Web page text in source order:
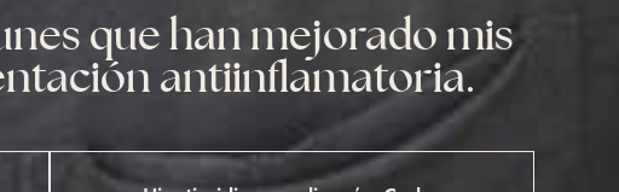
que han mejorado mis
antiinflamatoria.